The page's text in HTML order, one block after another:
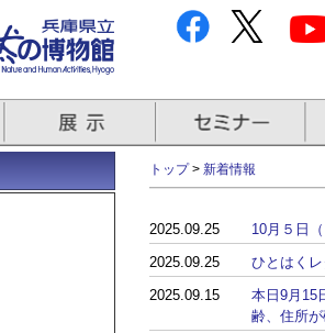
トップ> 新着情報
2025.09.25
10月５日
2025.09.25
ひとはく
2025.09.15
本日9月15
齢、住所